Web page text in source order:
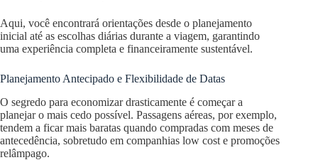
Aqui, você encontrará orientações desde o planejamento
inicial até as escolhas diárias durante a viagem, garantindo
uma experiência completa e financeiramente sustentável.
Planejamento Antecipado e Flexibilidade de Datas
O segredo para economizar drasticamente é começar a
planejar o mais cedo possível. Passagens aéreas, por exemplo,
tendem a ficar mais baratas quando compradas com meses de
antecedência, sobretudo em companhias low cost e promoções
relâmpago.